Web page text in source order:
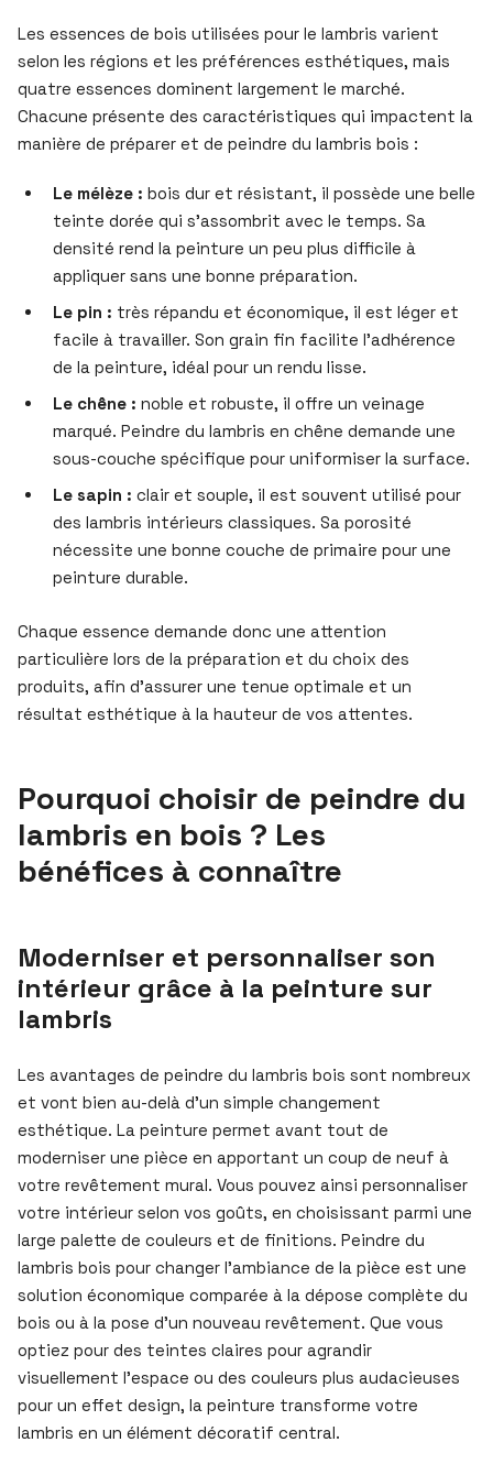
Les essences de bois utilisées pour le lambris varient
selon les régions et les préférences esthétiques, mais
quatre essences dominent largement le marché.
Chacune présente des caractéristiques qui impactent la
manière de préparer et de peindre du lambris bois :
Le mélèze : bois dur et résistant, il possède une belle
teinte dorée qui s’assombrit avec le temps. Sa
densité rend la peinture un peu plus difficile à
appliquer sans une bonne préparation.
Le pin : très répandu et économique, il est léger et
facile à travailler. Son grain fin facilite l’adhérence
de la peinture, idéal pour un rendu lisse.
Le chêne : noble et robuste, il offre un veinage
marqué. Peindre du lambris en chêne demande une
sous-couche spécifique pour uniformiser la surface.
Le sapin : clair et souple, il est souvent utilisé pour
des lambris intérieurs classiques. Sa porosité
nécessite une bonne couche de primaire pour une
peinture durable.
Chaque essence demande donc une attention
particulière lors de la préparation et du choix des
produits, afin d’assurer une tenue optimale et un
résultat esthétique à la hauteur de vos attentes.
Pourquoi choisir de peindre du
lambris en bois ? Les
bénéfices à connaître
Moderniser et personnaliser son
intérieur grâce à la peinture sur
lambris
Les avantages de peindre du lambris bois sont nombreux
et vont bien au-delà d’un simple changement
esthétique. La peinture permet avant tout de
moderniser une pièce en apportant un coup de neuf à
votre revêtement mural. Vous pouvez ainsi personnaliser
votre intérieur selon vos goûts, en choisissant parmi une
large palette de couleurs et de finitions. Peindre du
lambris bois pour changer l’ambiance de la pièce est une
solution économique comparée à la dépose complète du
bois ou à la pose d’un nouveau revêtement. Que vous
optiez pour des teintes claires pour agrandir
visuellement l’espace ou des couleurs plus audacieuses
pour un effet design, la peinture transforme votre
lambris en un élément décoratif central.